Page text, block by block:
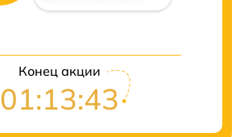
Конец акции
01:13:42